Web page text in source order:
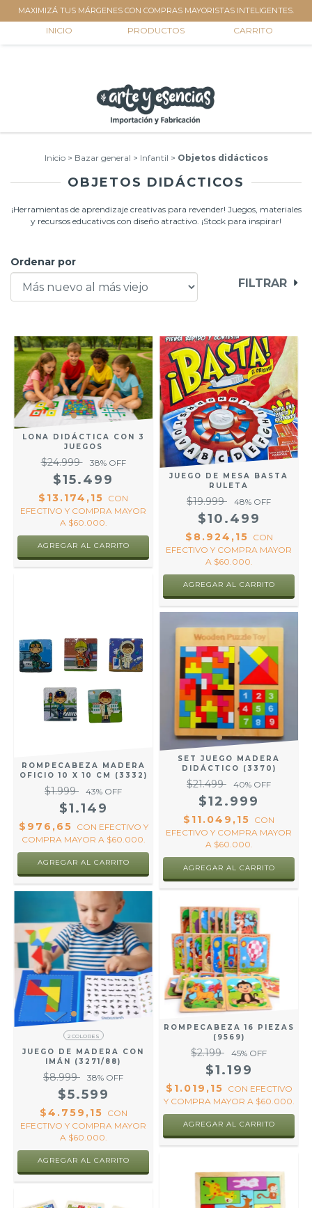
MAXIMIZÁ TUS MÁRGENES CON COMPRAS MAYORISTAS INTELIGENTES.
INICIO PRODUCTOS CARRITO
0
Inicio > Bazar general > Infantil > Objetos didácticos
OBJETOS DIDÁCTICOS
¡Herramientas de aprendizaje creativas para revender! Juegos, materiales
y recursos educativos con diseño atractivo. ¡Stock para inspirar!
Ordenar por
FILTRAR
LONA DIDÁCTICA CON 3
JUEGOS
$24.999 38% OFF
$15.499
$13.174,15 CON
EFECTIVO Y COMPRA MAYOR
A $60.000.
JUEGO DE MESA BASTA
RULETA
$19.999 48% OFF
$10.499
$8.924,15 CON
EFECTIVO Y COMPRA MAYOR
A $60.000.
ROMPECABEZA MADERA
OFICIO 10 X 10 CM (3332)
$1.999 43% OFF
$1.149
$976,65 CON EFECTIVO Y
COMPRA MAYOR A $60.000.
AGREGAR AL CARRITO
SET JUEGO MADERA
DIDÁCTICO (3370)
$21.499 40% OFF
$12.999
$11.049,15 CON
EFECTIVO Y COMPRA MAYOR
A $60.000.
2 COLORES
JUEGO DE MADERA CON
IMÁN (3271/88)
$8.999 38% OFF
$5.599
$4.759,15 CON
EFECTIVO Y COMPRA MAYOR
A $60.000.
AGREGAR AL CARRITO
ROMPECABEZA 16 PIEZAS
(9569)
$2.199 45% OFF
$1.199
$1.019,15 CON EFECTIVO
Y COMPRA MAYOR A $60.000.
AGREGAR AL CARRITO